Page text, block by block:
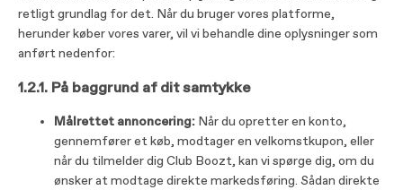
retligt grundlag for det. Når du bruger vores platforme,
herunder køber vores varer, vil vi behandle dine oplysninger som
anført nedenfor:
1.2.1. På baggrund af dit samtykke
Målrettet annoncering: Når du opretter en konto,
gennemfører et køb, modtager en velkomstkupon, eller
når du tilmelder dig Club Boozt, kan vi spørge dig, om du
ønsker at modtage direkte markedsføring. Sådan direkte